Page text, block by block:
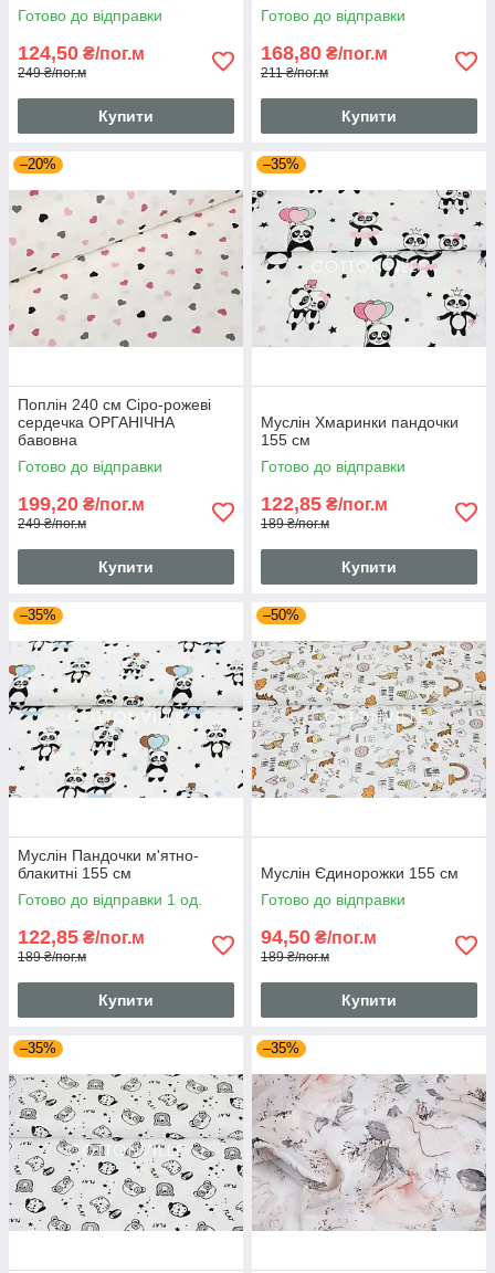
Готово до відправки
124,50 ₴/пог.м
249 ₴/пог.м
Купити
Готово до відправки
168,80 ₴/пог.м
211 ₴/пог.м
Купити
–20%
Поплін 240 см Сіро-рожеві
сердечка ОРГАНІЧНА
бавовна
Готово до відправки
199,20 ₴/пог.м
249 ₴/пог.м
Купити
–35%
Муслін Хмаринки пандочки
155 см
Готово до відправки
122,85 ₴/пог.м
189 ₴/пог.м
Купити
–35%
Муслін Пандочки м'ятно-
блакитні 155 см
Готово до відправки 1 од.
122,85 ₴/пог.м
189 ₴/пог.м
Купити
–50%
Муслін Єдинорожки 155 см
Готово до відправки
94,50 ₴/пог.м
189 ₴/пог.м
Купити
–35% –35%